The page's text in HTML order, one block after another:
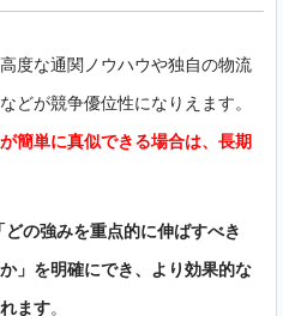
度な通関ノウハウや独自の物流
どが競争優位性になりえます。
簡単に真似できる場合は、長期
「どの強みを重点的に伸ばすべき
」を明確にでき、より効果的な
ます。
資料請求